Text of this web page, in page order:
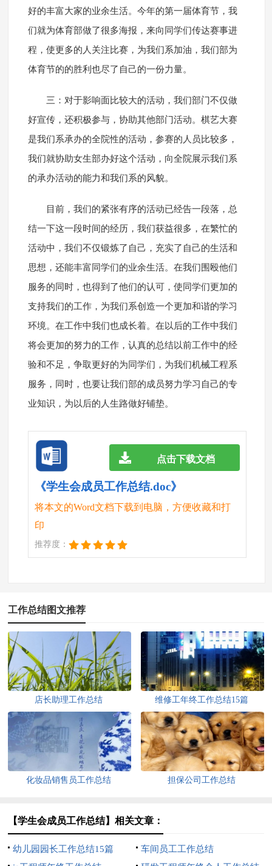
好的丰富大家的业余生活。今年的第一届体育节，我
们就为体育部做了很多海报，来向同学们传达赛事进
程，使更多的人关注比赛，为我们系加油，我们部为
体育节的的胜利也尽了自己的一份力量。
三：对于影响面比较大的活动，我们部门不仅做
好宣传，还积极参与，协助其他部门活动。棋艺大赛
是我们系承办的全院性的活动，参赛的人员比较多，
我们就协助女生部办好这个活动，向全院展示我们系
的承办活动的能力和我们系的风貌。
目前，我们的紧张有序的活动已经告一段落，总
结一下这一段时间的经历，我们获益很多，在繁忙的
活动中，我们不仅锻炼了自己，充实了自己的生活和
思想，还能丰富同学们的业余生活。在我们围殴他们
服务的同时，也得到了他们的认可，使同学们更加的
支持我们的工作，为我们系创造一个更加和谐的学习
环境。在工作中我们也成长着。在以后的工作中我们
将会更加的努力的工作，认真的总结以前工作中的经
验和不足，争取更好的为同学们，为我们机械工程系
服务，同时，也要让我们部的成员努力学习自己的专
业知识，为以后的人生路做好铺垫。
《学生会成员工作总结.doc》
将本文的Word文档下载到电脑，方便收藏和打
印
推荐度：
点击下载文档
工作总结图文推荐
店长助理工作总结 维修工年终工作总结15篇
化妆品销售员工作总结 担保公司工作总结
【学生会成员工作总结】相关文章：
幼儿园园长工作总结15篇
车间员工工作总结